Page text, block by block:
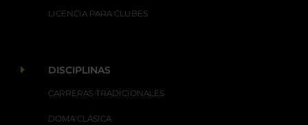
LICENCIA PARA CLUBES
E DISCIPLINAS
CARRERAS TRADICIONALES
DOMA CLÁSICA